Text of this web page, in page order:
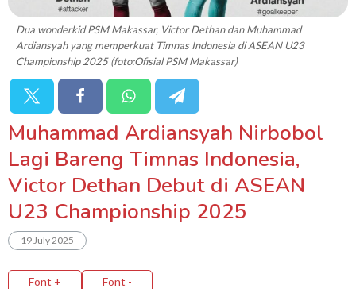
Dua wonderkid PSM Makassar, Victor Dethan dan Muhammad
Ardiansyah yang memperkuat Timnas Indonesia di ASEAN U23
Championship 2025 (foto:Ofisial PSM Makassar)
Muhammad Ardiansyah Nirbobol
Lagi Bareng Timnas Indonesia,
Victor Dethan Debut di ASEAN
U23 Championship 2025
19 July 2025
Font + Font -